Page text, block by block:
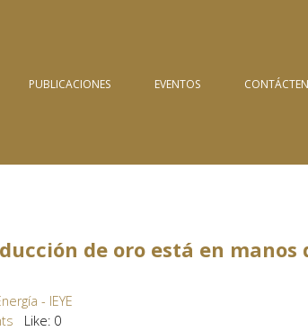
PUBLICACIONES EVENTOS
de oro está en manos
- IEYE
Like: 0